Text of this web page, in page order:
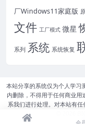
厂Windows11家庭版
文件 工厂模式 微星
系列 系统 系统恢复
本站分享的系统仅为个人学习
内删除，不得用于任何商业
系我们进行处理。对本站有
会